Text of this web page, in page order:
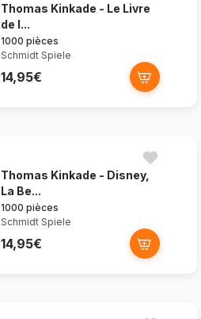
Thomas Kinkade - Le Livre
de l...
1000 pièces
Schmidt Spiele
14,95€
Thomas Kinkade - Disney,
La Be...
1000 pièces
Schmidt Spiele
14,95€